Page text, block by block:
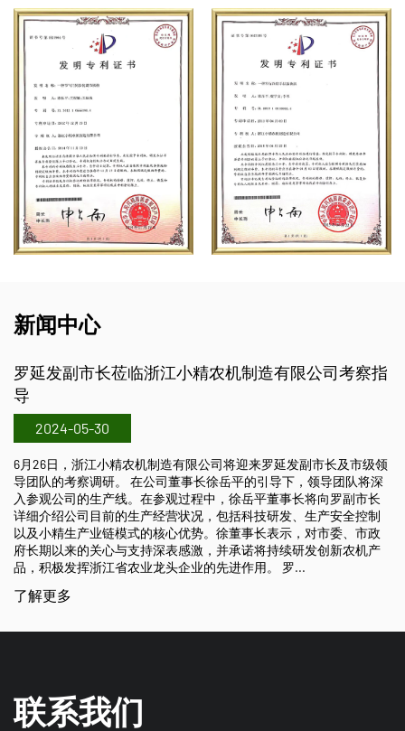
新闻中心
浙江小精农机制造有限公司考察指
机制造有限公司将迎来罗延发副市长及市级领
公司董事长徐岳平的引导下，领导团队将深
在参观过程中，徐岳平董事长将向罗副市长
产经营状况，包括科技研发、生产安全控制
的核心优势。徐董事长表示，对市委、市政
持深表感激，并承诺将持续研发创新农机产
业龙头企业的先进作用。 罗...
2018中国国际农
江小精农机制造有
司展位在A2区，展
插秧机、2ZX-630手
2ZG-825乘坐式高速
肥机、直播机及搬
了解更多
联系我们